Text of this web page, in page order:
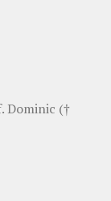
Dominic (†